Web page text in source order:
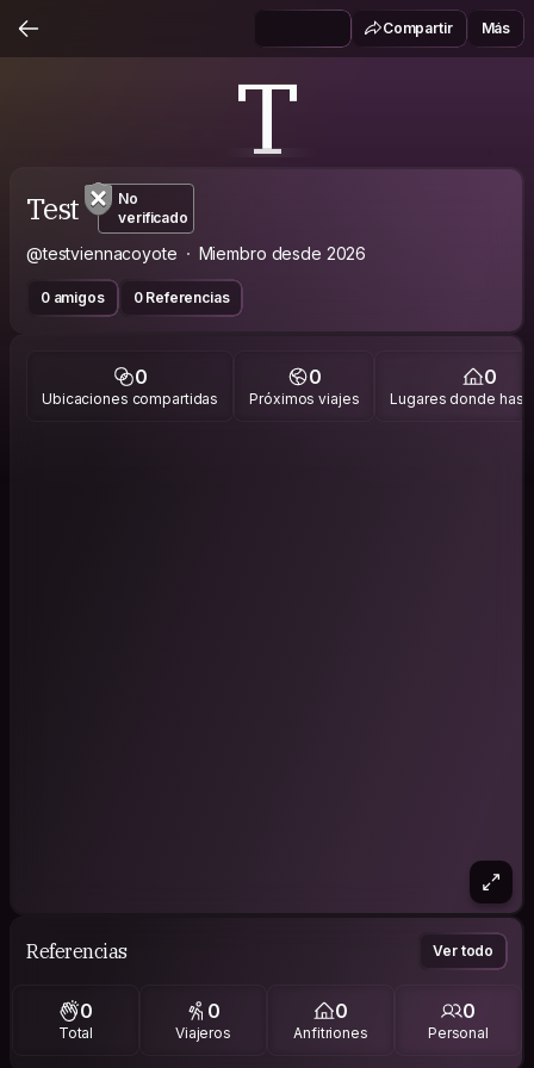
Compartir Más
T
Test
No
verificado
@testviennacoyote Miembro desde 2026
0 amigos 0 Referencias
0
Ubicaciones compartidas
0
Próximos viajes
0
Lugares donde has
Referencias Ver todo
0
Total
0
Viajeros
0
Anfitriones
0
Personal